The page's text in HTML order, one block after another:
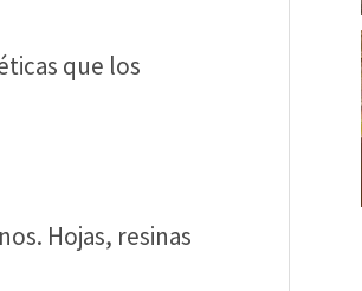
que los
Hojas, resinas